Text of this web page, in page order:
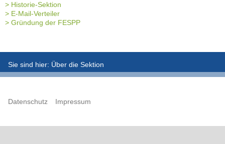
Historie-Sektion
E-Mail-Verteiler
Gründung der FESPP
Sie sind hier: Über die Sektion
Datenschutz Impressum